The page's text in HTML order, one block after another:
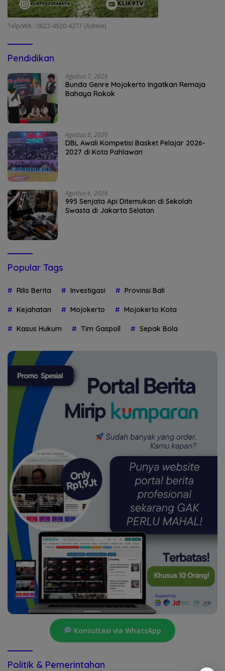
Telp/WA : 0822-4520-4277 (Admin)
Pendidikan
Agustus 7, 2026
Bunda Genre Mojokerto Ingatkan Remaja
Bahaya Rokok
Agustus 6, 2026
DBL Awali Kompetisi Basket Pelajar 2026-
2027 di Kota Pahlawan
Agustus 6, 2026
995 Senjata Api Ditemukan di Sekolah
Swasta di Jakarta Selatan
Popular Tags
Rilis Berita Investigasi Provinsi Bali
Kejahatan Mojokerto Mojokerto Kota
Kasus Hukum Tim Gaspoll Sepak Bola
Konsultasi via WhatsApp
Politik & Pemerintahan